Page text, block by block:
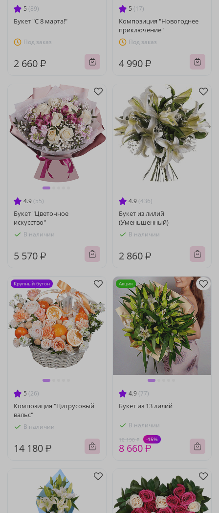
5 (89)
Букет "С 8 марта!"
Под заказ
2 660 ₽
5 (17)
Композиция "Новогоднее
приключение"
Под заказ
4 990 ₽
4.9 (55)
Букет "Цветочное
искусство"
В наличии
5 570 ₽
4.9 (436)
Букет из лилий
(Уменьшенный)
В наличии
2 860 ₽
5 (26)
Композиция "Цитрусовый
вальс"
В наличии
14 180 ₽
Крупный бутон
4.9 (77)
Букет из 13 лилий
В наличии
10 190 ₽ -15%
8 660 ₽
Акция